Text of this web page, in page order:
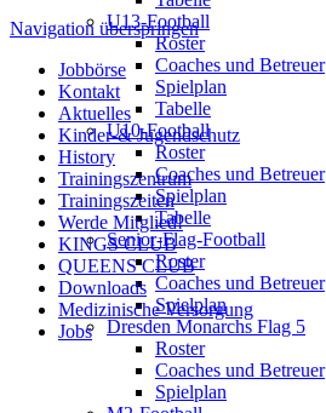
U13-Football
Roster
Coaches und Betreuer
Spielplan
Tabelle
U10-Football
Roster
Coaches und Betreuer
Spielplan
Tabelle
Senior-Flag-Football
Roster
Coaches und Betreuer
Spielplan
Dresden Monarchs Flag 5
Roster
Coaches und Betreuer
Spielplan
Navigation überspringen
Jobbörse
Kontakt
Aktuelles
Kinder-& Jugendschutz
History
Trainingszentrum
Trainingszeiten
Werde Mitglied!
KINGS CLUB
QUEENS CLUB
Downloads
Medizinische Versorgung
Jobs